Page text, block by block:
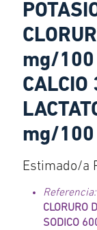
mg/100
mg/
Estimado/a
Referencia:
CLORURO
SODICO